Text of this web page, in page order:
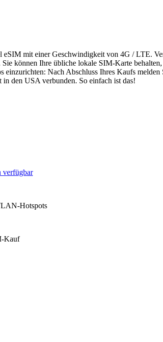
eSIM mit einer Geschwindigkeit von 4G / LTE.
können Ihre übliche lokale SIM-Karte
einzurichten: Nach Abschluss Ihres Kaufs
den USA verbunden. So einfach ist das!
verfügbar
Hotspots
Kauf